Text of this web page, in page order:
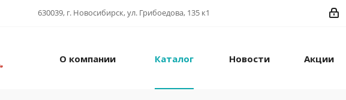
630039, г. Новосибирск, ул. Грибоедова, 135 к1
О компании Каталог Новости Акции